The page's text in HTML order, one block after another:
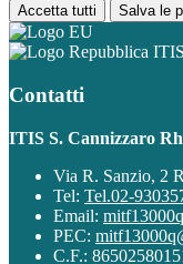
Accetta tutti Salva le
Contatti
ITIS S. Cannizzaro
Via R. Sanzio, 2
Tel: Tel.02-
Email:
PEC:
C.F.: